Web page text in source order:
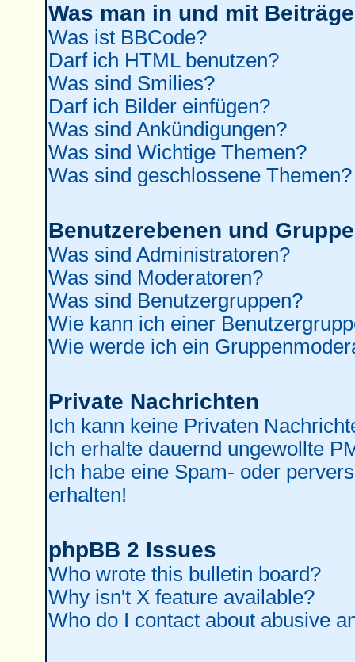
Was man in und mit
Was ist BBCode?
Darf ich HTML benutzen?
Was sind Smilies?
Darf ich Bilder einfügen?
Was sind Ankündigungen?
Was sind Wichtige Themen?
Was sind geschlossene Themen?
Benutzerebenen und
Was sind Administratoren?
Was sind Moderatoren?
Was sind Benutzergruppen?
Wie kann ich einer
Wie werde ich ein
Private Nachrichten
Ich kann keine Privaten
Ich erhalte dauernd ungewollte
Ich habe eine Spam- oder
erhalten!
phpBB 2 Issues
Who wrote this bulletin board?
Why isn't X feature available?
Who do I contact about abusive